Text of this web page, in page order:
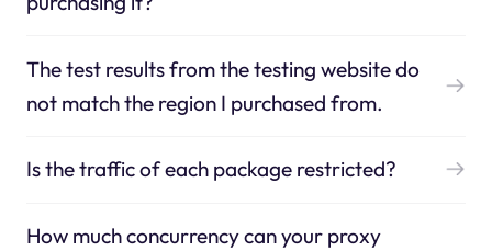
The test results from the testing website do
not match the region I purchased from.
Is the traffic of each package restricted?
How much concurrency can your proxy